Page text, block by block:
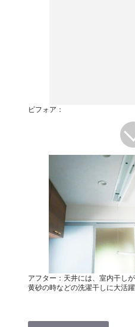
ビフォア：
アフター：天井には、室内干し
黄砂の時などの洗濯干しに大活躍